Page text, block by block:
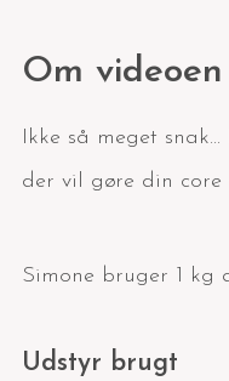
Om videoen
Ikke så meget
der vil gøre din
Simone bruger 1
Udstyr brugt